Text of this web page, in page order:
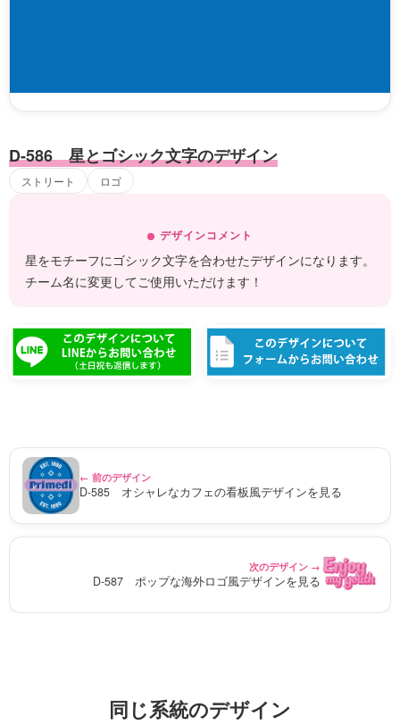
D-586 星とゴシック文字のデザイン
ストリート ロゴ
デザインコメント
星をモチーフにゴシック文字を合わせたデザインになります。
チーム名に変更してご使用いただけます！
← 前のデザイン
D-585 オシャレなカフェの看板風デザインを見る
次のデザイン →
D-587 ポップな海外ロゴ風デザインを見る
同じ系統のデザイン